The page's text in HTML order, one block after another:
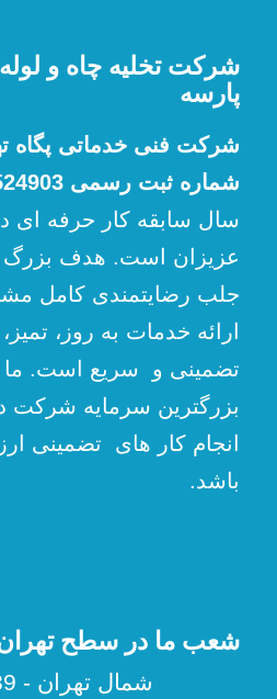
شرکت تخلیه چاه و لوله
پارسه
شرکت فنی خدماتی پگاه
شماره ثبت رسمی 524903
سال سابقه کار حرفه ای
عزیزان است. هدف بزرگ
جلب رضایتمندی کامل
ارائه خدمات به روز،
تضمینی و سریع است. ما
بزرگترین سرمایه شرکت
انجام کار های تضمینی
باشد.
شعب ما در سطح
شمال تهران - 22612939